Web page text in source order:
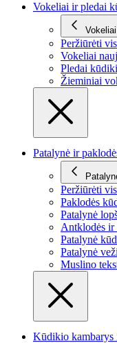
Vokeliai ir pledai
Peržiūrėti
Vokeliai
Pledai
Žieminiai
Patalynė ir
Peržiūrėti
Paklodės
Patalynė
Antklodės ir
Patalynė
Patalynė
Muslino
Kūdikio kambarys